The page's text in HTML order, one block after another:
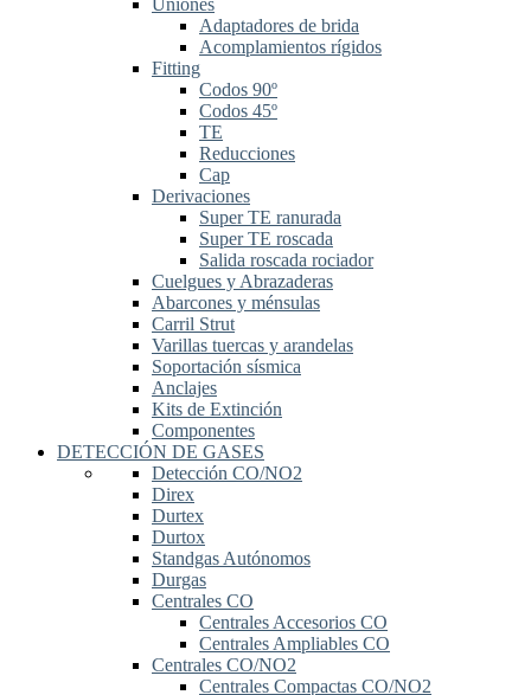
Uniones
Adaptadores de brida
Acomplamientos rígidos
Fitting
Codos 90º
Codos 45º
TE
Reducciones
Cap
Derivaciones
Super TE ranurada
Super TE roscada
Salida roscada rociador
Cuelgues y Abrazaderas
Abarcones y ménsulas
Carril Strut
Varillas tuercas y arandelas
Soportación sísmica
Anclajes
Kits de Extinción
Componentes
DETECCIÓN DE GASES
Detección CO/NO2
Direx
Durtex
Durtox
Standgas Autónomos
Durgas
Centrales CO
Centrales Accesorios CO
Centrales Ampliables CO
Centrales CO/NO2
Centrales Compactas CO/NO2